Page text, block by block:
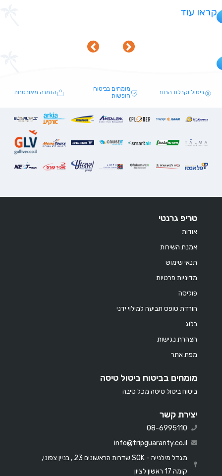
קראו עוד
ביטול וקבלת החזר
מומחים בביטוח
חופשות
הזמנה מאובטחת
טריפ גרנטי
אודות
אמנת השירות
תנאי שימוש
מדיניות פרטיות
פוליסה
הורדת טופס תביעה למילוי ידני
בלוג
הצהרת נגישות
מפת אתר
מומחים בביטוח ביטול טיסה
ביטוח ביטול טיסה מכל סיבה
יצירת קשר
08-6995110
info@tripguaranty.co.il
מגדל מילנייה - SOK שדרות הראשונים 23 , בניין צפוני,
קומה 17 ראשון לציון